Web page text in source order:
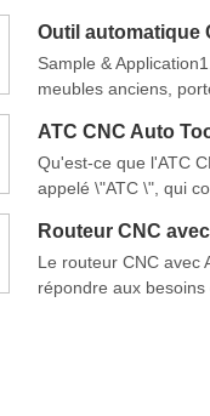
Outil automatique
Sample &
meubles anciens,
ATC CNC Auto
Qu'est-ce que l'ATC
appelé \"ATC \", qui
Routeur CNC
Le routeur CNC avec
répondre aux